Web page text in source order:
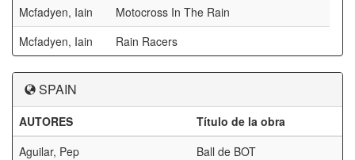
Mcfadyen, Iain
Motocross In The Rain
Mcfadyen, Iain
Rain Racers
SPAIN
AUTORES
Título de la obra
Aguilar, Pep
Ball de BOT